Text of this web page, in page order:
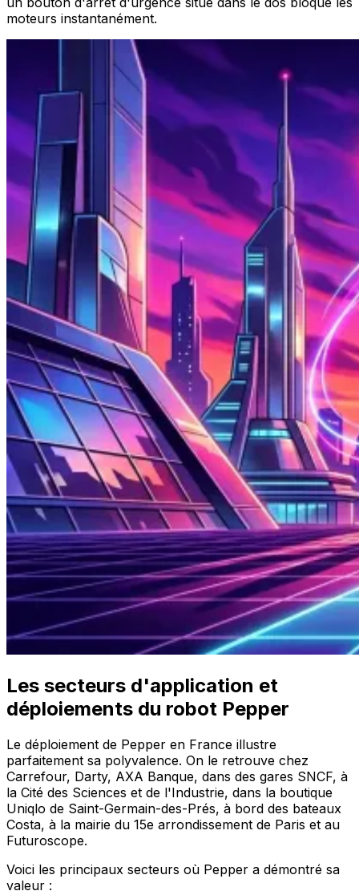
moteurs instantanément.
Les secteurs d'application et
déploiements du robot Pepper
Le déploiement de Pepper en France illustre
parfaitement sa polyvalence. On le retrouve chez
Carrefour, Darty, AXA Banque, dans des gares SNCF, à
la Cité des Sciences et de l'Industrie, dans la boutique
Uniqlo de Saint-Germain-des-Prés, à bord des bateaux
Costa, à la mairie du 15e arrondissement de Paris et au
Futuroscope.
Voici les principaux secteurs où Pepper a démontré sa
valeur :